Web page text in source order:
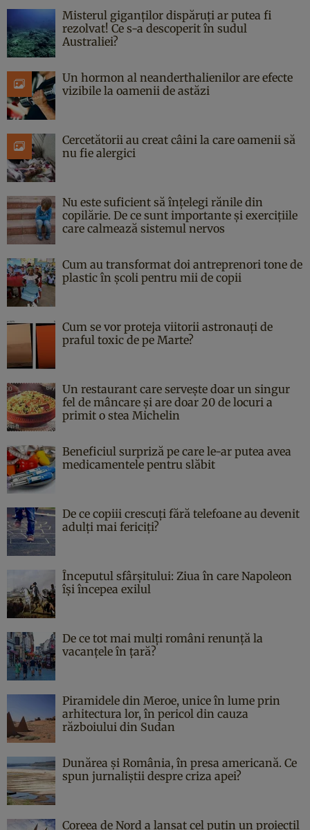
Misterul giganților dispăruți ar putea fi
rezolvat! Ce s-a descoperit în sudul
Australiei?
Un hormon al neanderthalienilor are efecte
vizibile la oamenii de astăzi
Cercetătorii au creat câini la care oamenii să
nu fie alergici
Nu este suficient să înțelegi rănile din
copilărie. De ce sunt importante și exercițiile
care calmează sistemul nervos
Cum au transformat doi antreprenori tone de
plastic în școli pentru mii de copii
Cum se vor proteja viitorii astronauți de
praful toxic de pe Marte?
Un restaurant care servește doar un singur
fel de mâncare și are doar 20 de locuri a
primit o stea Michelin
Beneficiul surpriză pe care le-ar putea avea
medicamentele pentru slăbit
De ce copiii crescuți fără telefoane au devenit
adulți mai fericiți?
Începutul sfârşitului: Ziua în care Napoleon
îşi începea exilul
De ce tot mai mulți români renunță la
vacanțele în țară?
Piramidele din Meroe, unice în lume prin
arhitectura lor, în pericol din cauza
războiului din Sudan
Dunărea și România, în presa americană. Ce
spun jurnaliștii despre criza apei?
Coreea de Nord a lansat cel puțin un proiectil